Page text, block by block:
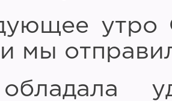
утро
и мы